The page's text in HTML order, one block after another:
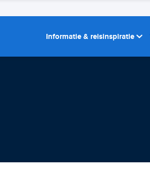
Informatie & reisinspiratie